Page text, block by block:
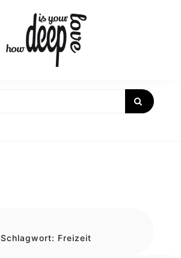
Schlagwort: Freizeit